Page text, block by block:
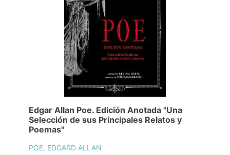
Edgar Allan Poe. Edición Anotada "Una
Selección de sus Principales Relatos y
Poemas"
POE, EDGARD ALLAN